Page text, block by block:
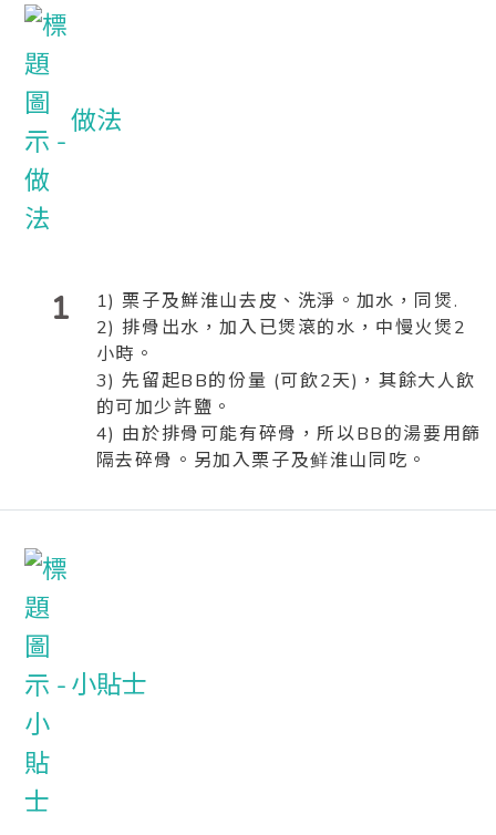
做法
1
1) 栗子及鮮淮山去皮、洗淨。加水，同煲.
2) 排骨出水，加入已煲滾的水，中慢火煲2
小時。
3) 先留起BB的份量 (可飲2天)，其餘大人飲
的可加少許鹽。
4) 由於排骨可能有碎骨，所以BB的湯要用篩
隔去碎骨。另加入栗子及鲜淮山同吃。
小貼士